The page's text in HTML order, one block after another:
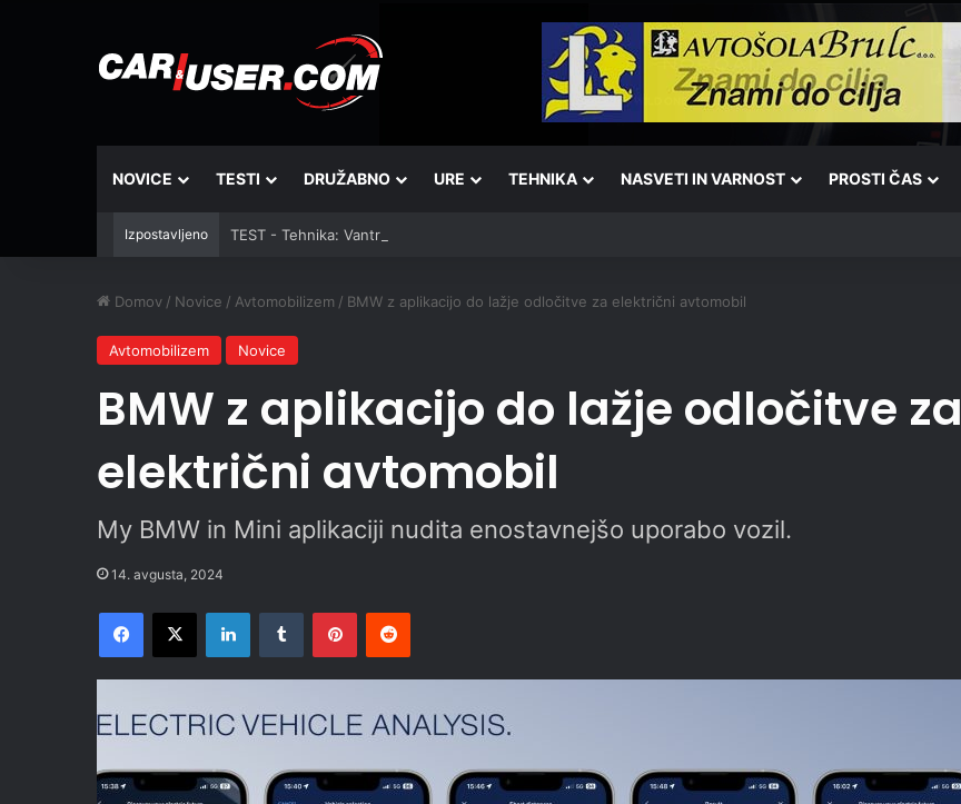
NOVICE TESTI DRUŽABNO URE TEHNIKA NASVETI IN VARNOST PROSTI ČAS
Izpostavljeno TEST - Tehnika: Vantrue JS3
Domov / Novice / Avtomobilizem / BMW z aplikacijo do lažje odločitve za električni avtomobil
Avtomobilizem Novice
BMW z aplikacijo do lažje odločitve za
električni avtomobil
My BMW in Mini aplikaciji nudita enostavnejšo uporabo vozil.
14. avgusta, 2024
Facebook
X LinkedInTumblr PinterestReddit